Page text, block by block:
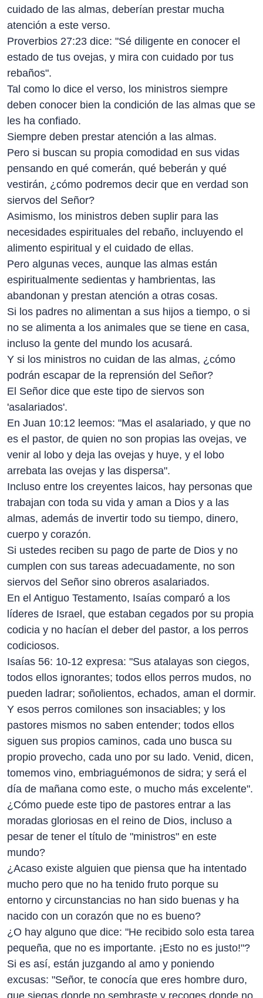
cuidado de las almas, deberían prestar mucha
atención a este verso.
Proverbios 27:23 dice: "Sé diligente en conocer el
estado de tus ovejas, y mira con cuidado por tus
rebaños".
Tal como lo dice el verso, los ministros siempre
deben conocer bien la condición de las almas que se
les ha confiado.
Siempre deben prestar atención a las almas.
Pero si buscan su propia comodidad en sus vidas
pensando en qué comerán, qué beberán y qué
vestirán, ¿cómo podremos decir que en verdad son
siervos del Señor?
Asimismo, los ministros deben suplir para las
necesidades espirituales del rebaño, incluyendo el
alimento espiritual y el cuidado de ellas.
Pero algunas veces, aunque las almas están
espiritualmente sedientas y hambrientas, las
abandonan y prestan atención a otras cosas.
Si los padres no alimentan a sus hijos a tiempo, o si
no se alimenta a los animales que se tiene en casa,
incluso la gente del mundo los acusará.
Y si los ministros no cuidan de las almas, ¿cómo
podrán escapar de la reprensión del Señor?
El Señor dice que este tipo de siervos son
'asalariados'.
En Juan 10:12 leemos: "Mas el asalariado, y que no
es el pastor, de quien no son propias las ovejas, ve
venir al lobo y deja las ovejas y huye, y el lobo
arrebata las ovejas y las dispersa".
Incluso entre los creyentes laicos, hay personas que
trabajan con toda su vida y aman a Dios y a las
almas, además de invertir todo su tiempo, dinero,
cuerpo y corazón.
Si ustedes reciben su pago de parte de Dios y no
cumplen con sus tareas adecuadamente, no son
siervos del Señor sino obreros asalariados.
En el Antiguo Testamento, Isaías comparó a los
líderes de Israel, que estaban cegados por su propia
codicia y no hacían el deber del pastor, a los perros
codiciosos.
Isaías 56: 10-12 expresa: "Sus atalayas son ciegos,
todos ellos ignorantes; todos ellos perros mudos, no
pueden ladrar; soñolientos, echados, aman el dormir.
Y esos perros comilones son insaciables; y los
pastores mismos no saben entender; todos ellos
siguen sus propios caminos, cada uno busca su
propio provecho, cada uno por su lado. Venid, dicen,
tomemos vino, embriaguémonos de sidra; y será el
día de mañana como este, o mucho más excelente".
¿Cómo puede este tipo de pastores entrar a las
moradas gloriosas en el reino de Dios, incluso a
pesar de tener el título de "ministros" en este
mundo?
¿Acaso existe alguien que piensa que ha intentado
mucho pero que no ha tenido fruto porque su
entorno y circunstancias no han sido buenas y ha
nacido con un corazón que no es bueno?
¿O hay alguno que dice: "He recibido solo esta tarea
pequeña, que no es importante. ¡Esto no es justo!"?
Si es así, están juzgando al amo y poniendo
excusas: "Señor, te conocía que eres hombre duro,
que siegas donde no sembraste y recoges donde no